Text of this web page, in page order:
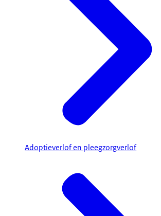
Adoptieverlof en pleegzorgverlof